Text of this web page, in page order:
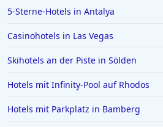
5-Sterne-Hotels in Antalya
Casinohotels in Las Vegas
Skihotels an der Piste in Sölden
Hotels mit Infinity-Pool auf Rhodos
Hotels mit Parkplatz in Bamberg